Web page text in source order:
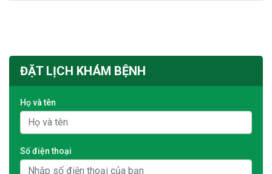
ĐẶT LỊCH KHÁM BỆNH
Họ và tên
Số điện thoại